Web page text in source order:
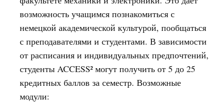
возможность учащимся познакомиться с
немецкой академической культурой, пообщаться
с преподавателями и студентами. В зависимости
от расписания и индивидуальных предпочтений,
студенты ACCESS² могут получить от 5 до 25
кредитных баллов за семестр. Возможные
модули: